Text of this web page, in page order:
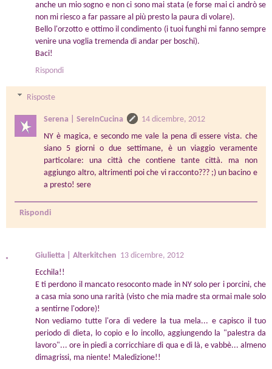
anche un mio sogno e non ci sono mai stata (e forse mai ci andrò se
non mi riesco a far passare al più presto la paura di volare).
Bello l'orzotto e ottimo il condimento (i tuoi funghi mi fanno sempre
venire una voglia tremenda di andar per boschi).
Baci!
Rispondi
Risposte
Serena | SereInCucina
14 dicembre, 2012
NY è magica, e secondo me vale la pena di essere vista. che
siano 5 giorni o due settimane, è un viaggio veramente
particolare: una città che contiene tante città. ma non
aggiungo altro, altrimenti poi che vi racconto??? ;) un bacino e
a presto! sere
Rispondi
Giulietta | Alterkitchen 13 dicembre, 2012
Ecchila!!
E ti perdono il mancato resoconto made in NY solo per i porcini, che
a casa mia sono una rarità (visto che mia madre sta ormai male solo
a sentirne l'odore)!
Non vediamo tutte l'ora di vedere la tua mela... e capisco il tuo
periodo di dieta, lo copio e lo incollo, aggiungendo la "palestra da
lavoro"... ore in piedi a corricchiare di qua e di là, e vabbè... almeno
dimagrissi, ma niente! Maledizione!!